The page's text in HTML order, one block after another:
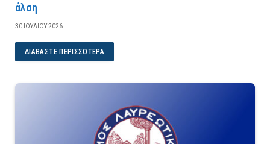
άλση
30 ΙΟΥΛΊΟΥ 2026
ΔΙΑΒΆΣΤΕ ΠΕΡΙΣΣΌΤΕΡΑ